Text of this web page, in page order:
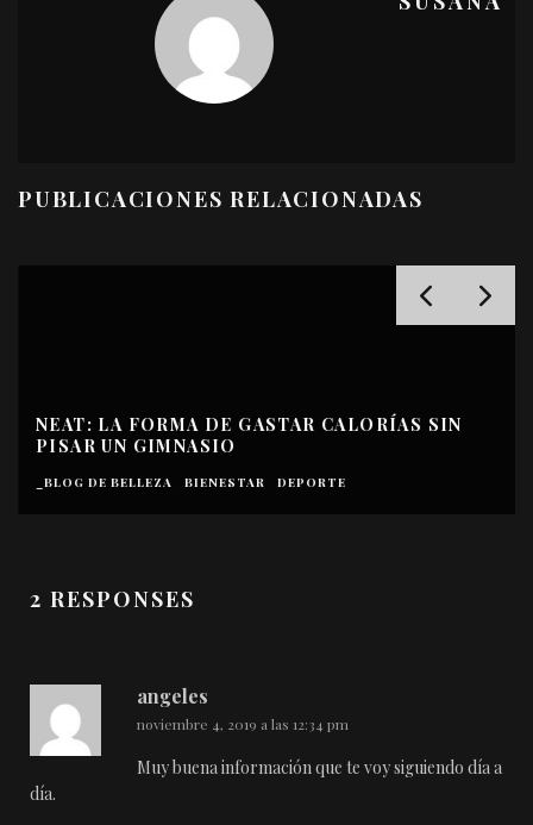
PUBLICACIONES RELACIONADAS
NEAT: LA FORMA DE GASTAR CALORÍAS SIN
PISAR UN GIMNASIO
_BLOG DE BELLEZA BIENESTAR DEPORTE
2 RESPONSES
angeles
noviembre 4, 2019 a las 12:34 pm
Muy buena información que te voy siguiendo día a
día.